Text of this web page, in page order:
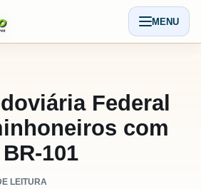
Abrir
MENU
Federal
com
101
LEITURA